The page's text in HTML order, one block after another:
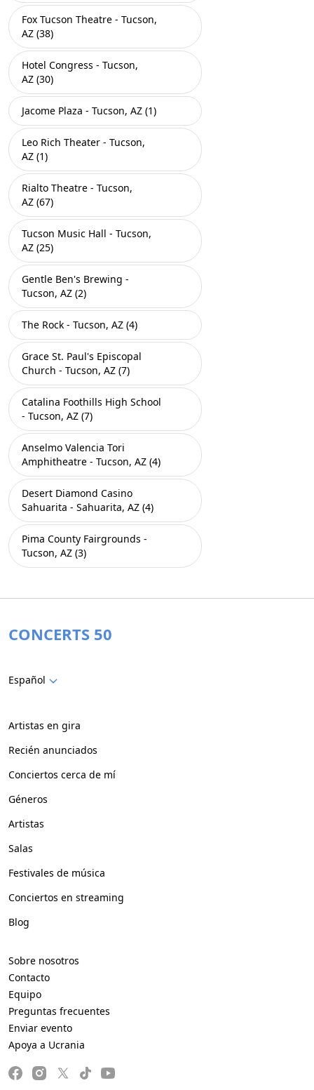
Fox Tucson Theatre - Tucson,
AZ (38)
Hotel Congress - Tucson,
AZ (30)
Jacome Plaza - Tucson, AZ (1)
Leo Rich Theater - Tucson,
AZ (1)
Rialto Theatre - Tucson,
AZ (67)
Tucson Music Hall - Tucson,
AZ (25)
Gentle Ben's Brewing -
Tucson, AZ (2)
The Rock - Tucson, AZ (4)
Grace St. Paul's Episcopal
Church - Tucson, AZ (7)
Catalina Foothills High School
- Tucson, AZ (7)
Anselmo Valencia Tori
Amphitheatre - Tucson, AZ (4)
Desert Diamond Casino
Sahuarita - Sahuarita, AZ (4)
Pima County Fairgrounds -
Tucson, AZ (3)
CONCERTS 50
Español
Artistas en gira
Recién anunciados
Conciertos cerca de mí
Géneros
Artistas
Salas
Festivales de música
Conciertos en streaming
Blog
Sobre nosotros
Contacto
Equipo
Preguntas frecuentes
Enviar evento
Apoya a Ucrania